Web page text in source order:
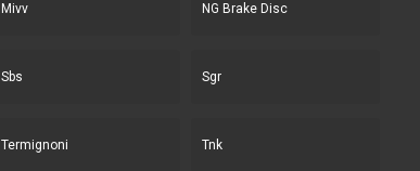
Mivv NG Brake Disc
Sbs Sgr
Termignoni Tnk